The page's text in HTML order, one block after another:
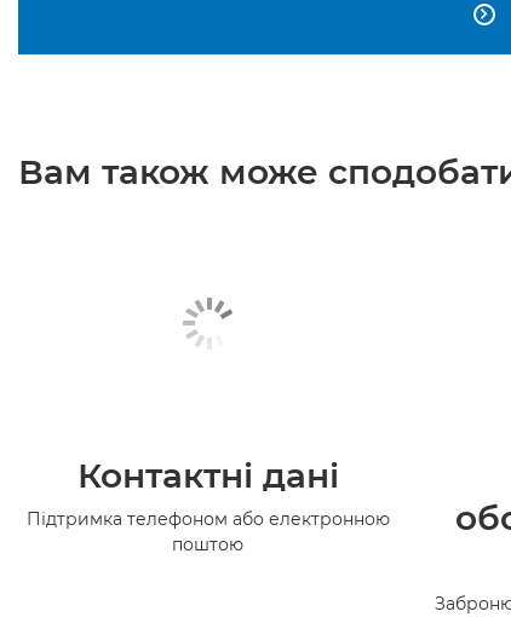

Вам також може
Контактні дані
Підтримка телефоном або електронною
поштою